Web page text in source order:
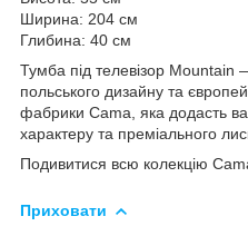
Ширина: 204 см
Глибина: 40 см
Тумба під телевізор
польського дизайну та
фабрики Cama, яка додасть
характеру та преміального
Подивитися всю колекцію
Приховати